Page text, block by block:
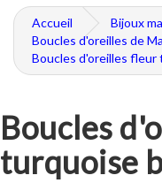
Accueil
Bijoux
Boucles d'oreilles de
Boucles d'oreilles fleur
Boucles
turquoise